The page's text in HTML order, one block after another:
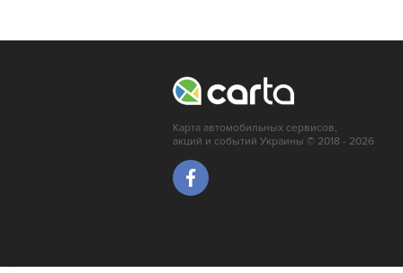
Карта автомобильных сервисов,
акций и событий Украины © 2018 - 2026